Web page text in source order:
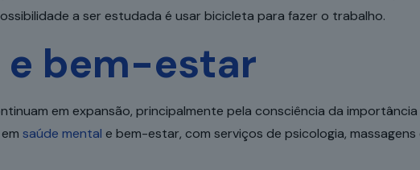
a ser estudada é usar bicicleta para fazer o trabalho.
e bem-estar
em expansão, principalmente pela consciência da
emsaúde mental e bem-estar, com serviços de psicologia,